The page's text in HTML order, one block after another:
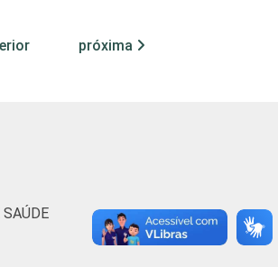
o uso das
próxima